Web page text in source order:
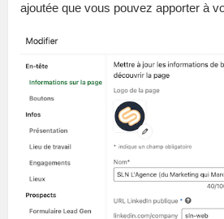
ajoutée que vous pouvez apporter à